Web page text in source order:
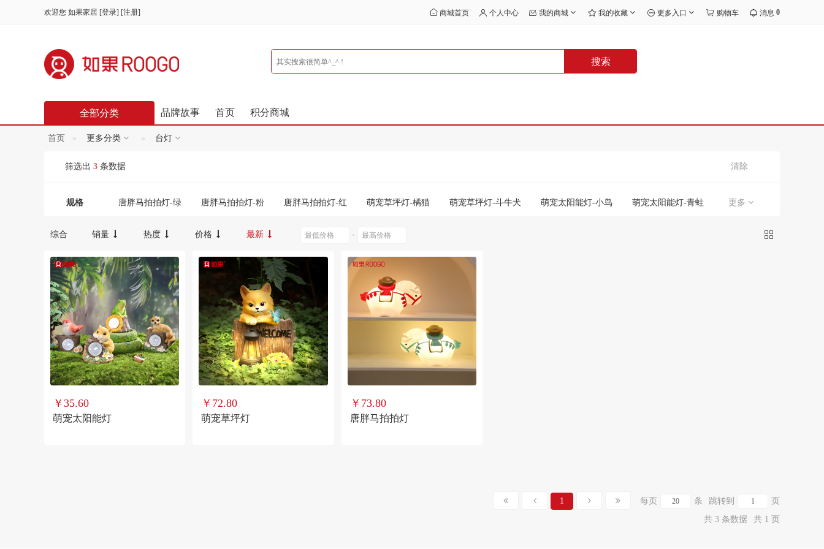
欢迎您 如果家居 [登录] [注册] 商城首页 个人中心 我的商城 我的收藏 更多入口 购物车 消息 0
搜索
品牌故事 首页 积分商城
全部分类
首页 更多分类 台灯
筛选出 3 条数据 清除
规格 唐胖马拍拍灯-绿 唐胖马拍拍灯-粉 唐胖马拍拍灯-红 萌宠草坪灯-橘猫 萌宠草坪灯-斗牛犬 萌宠太阳能灯-小鸟 萌宠太阳能灯-青蛙 更多
综合 销量 热度 价格 最新 -
￥35.60
萌宠太阳能灯
￥72.80
萌宠草坪灯
￥73.80
唐胖马拍拍灯
1 每页 条 跳转到
页
共 3 条数据
共 1 页